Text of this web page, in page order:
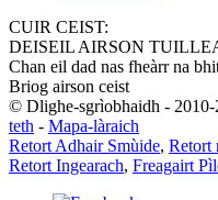
CUIR CEIST:
DEISEIL AIRSON
Chan eil dad nas fheàrr na
Briog airson ceist
© Dlighe-sgrìobhaidh - 2010-
teth - Mapa-làraich
Retort Adhair Smùide, Retort
Retort Ingearach, Freagairt